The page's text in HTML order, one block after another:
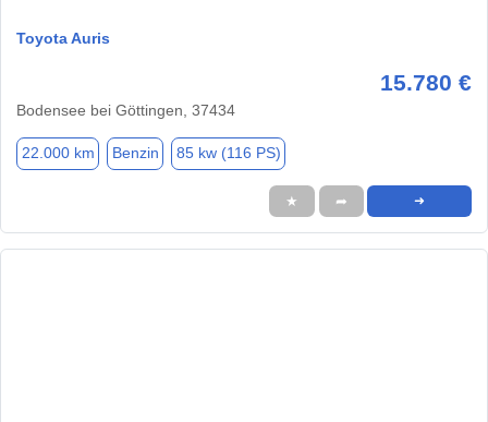
Toyota Auris
15.780 €
Bodensee bei Göttingen, 37434
22.000 km Benzin 85 kw (116 PS)
★ ➦ ➜